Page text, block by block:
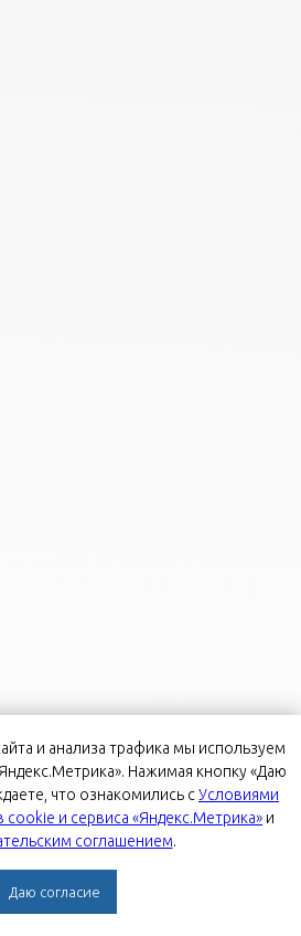
и анализа трафика мы используем
Нажимая кнопку «Даю
что ознакомились сУсловиями
и сервиса «Яндекс.Метрика» и
соглашением.
Даю согласие